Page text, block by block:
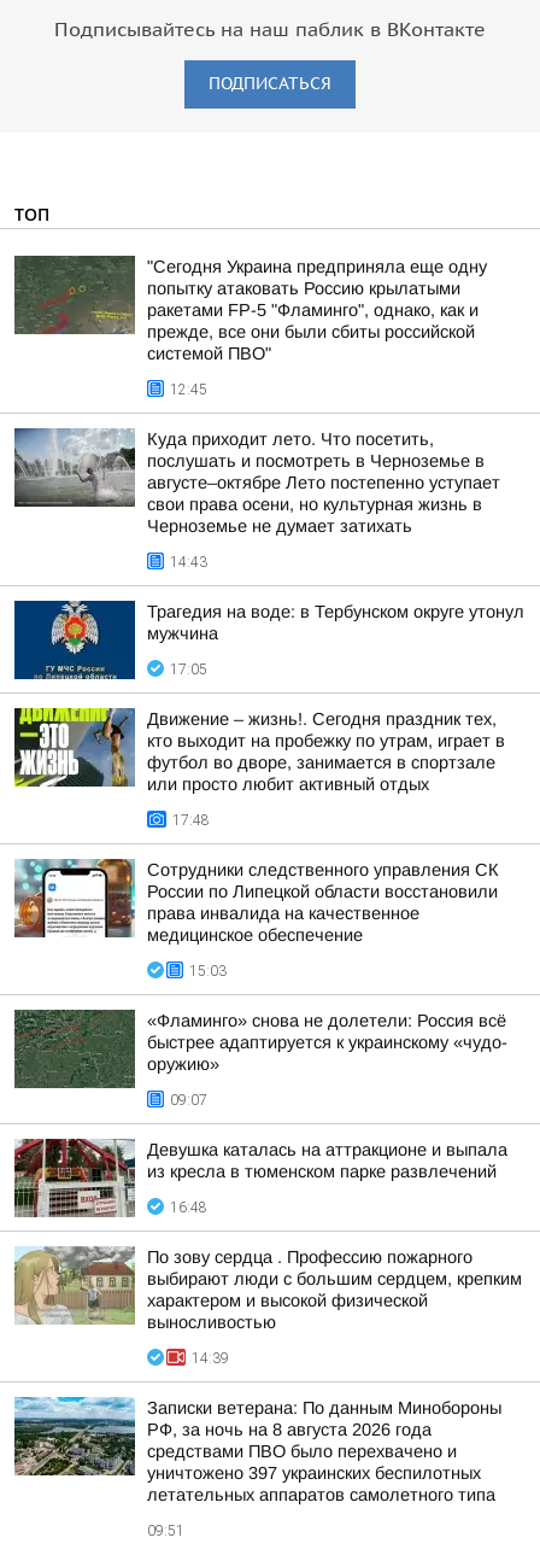
Подписывайтесь на наш паблик в ВКонтакте
ПОДПИСАТЬСЯ
ТОП
"Сегодня Украина предприняла еще одну
попытку атаковать Россию крылатыми
ракетами FP-5 "Фламинго", однако, как и
прежде, все они были сбиты российской
системой ПВО"
12:45
Куда приходит лето. Что посетить,
послушать и посмотреть в Черноземье в
августе–октябре Лето постепенно уступает
свои права осени, но культурная жизнь в
Черноземье не думает затихать
14:43
Трагедия на воде: в Тербунском округе утонул
мужчина
17:05
Движение – жизнь!. Сегодня праздник тех,
кто выходит на пробежку по утрам, играет в
футбол во дворе, занимается в спортзале
или просто любит активный отдых
17:48
Сотрудники следственного управления СК
России по Липецкой области восстановили
права инвалида на качественное
медицинское обеспечение
15:03
«Фламинго» снова не долетели: Россия всё
быстрее адаптируется к украинскому «чудо-
оружию»
09:07
Девушка каталась на аттракционе и выпала
из кресла в тюменском парке развлечений
16:48
По зову сердца . Профессию пожарного
выбирают люди с большим сердцем, крепким
характером и высокой физической
выносливостью
14:39
Записки ветерана: По данным Минобороны
РФ, за ночь на 8 августа 2026 года
средствами ПВО было перехвачено и
уничтожено 397 украинских беспилотных
летательных аппаратов самолетного типа
09:51